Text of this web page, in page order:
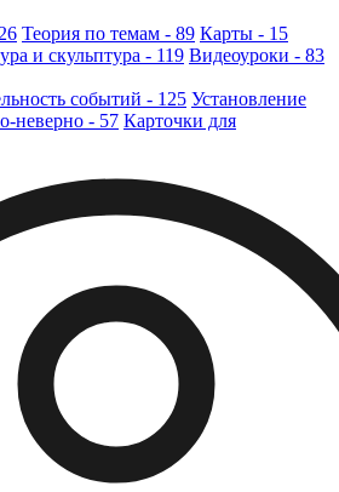
Теория по темам - 89 Карты - 15
и скульптура - 119 Видеоуроки - 83
событий - 125 Установление
неверно - 57 Карточки для